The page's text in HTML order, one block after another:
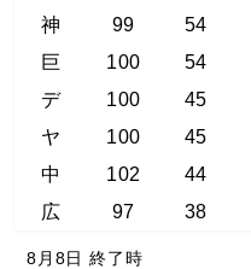
神
99 54
巨
100 54
デ
100 45
ヤ
100 45
中
102 44
広
97 38
8月8日 終了時